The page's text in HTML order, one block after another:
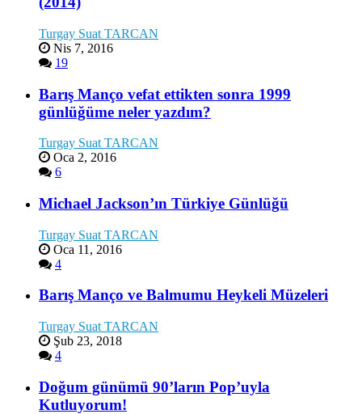
Turgay Suat TARCAN
Nis 7, 2016
19
Barış Manço vefat ettikten sonra 1999
günlüğüme neler yazdım?
Turgay Suat TARCAN
Oca 2, 2016
6
Michael Jackson’ın Türkiye Günlüğü
Turgay Suat TARCAN
Oca 11, 2016
4
Barış Manço ve Balmumu Heykeli Müzeleri
Turgay Suat TARCAN
Şub 23, 2018
4
Doğum günümü 90’ların Pop’uyla
Kutluyorum!